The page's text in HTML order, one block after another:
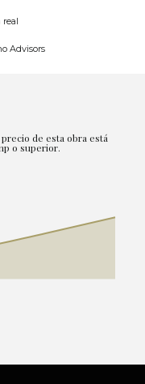
real
Advisors
de esta obra está
o superior.